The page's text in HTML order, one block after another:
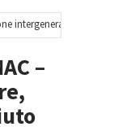
intergenerazionale – Quarta
–